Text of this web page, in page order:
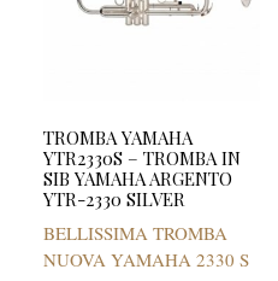
TROMBA YAMAHA
YTR2330S – TROMBA IN
SIB YAMAHA ARGENTO
YTR-2330 SILVER
BELLISSIMA TROMBA
NUOVA YAMAHA 2330 S